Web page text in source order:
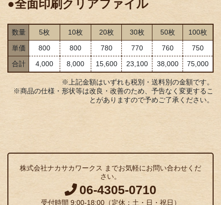
●全面印刷クリアファイル
数量 5枚 10枚 20枚 30枚 50枚
100枚
単価
800 800 780 770 760
750
合計
4,000 8,000 15,600 23,100 38,000 75,000
※上記金額はいずれも税別・送料別の金額です。
※商品の仕様・形状等は改良・改善のため、予告なく変更するこ
とがありますので予めご了承ください。
株式会社ナカサカワークス までお気軽にお問い合わせくだ
さい。
06-4305-0710
受付時間 9:00-18:00（定休：土・日・祝日）